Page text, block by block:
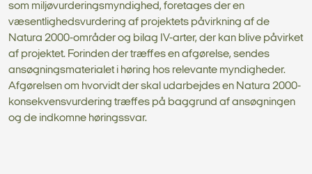
som miljøvurderingsmyndighed, foretages der en
væsentlighedsvurdering af projektets påvirkning af de
Natura 2000-områder og bilag IV-arter, der kan blive påvirket
af projektet. Forinden der træffes en afgørelse, sendes
ansøgnings­materialet i høring hos relevante myndigheder.
Afgørelsen om hvorvidt der skal udarbejdes en Natura 2000-
konsekvensvurdering træffes på baggrund af ansøgningen
og de indkomne høringssvar.